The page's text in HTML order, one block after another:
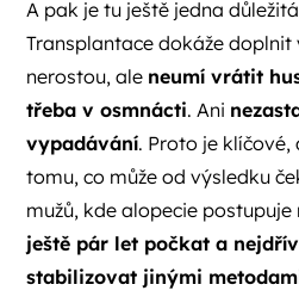
A pak je tu ještě jedna
Transplantace dokáže doplnit
nerostou, ale neumí vrátit
třeba v osmnácti. Ani
vypadávání. Proto je
tomu, co může od výsledku
mužů, kde alopecie
ještě pár let počkat a
stabilizovat jinými